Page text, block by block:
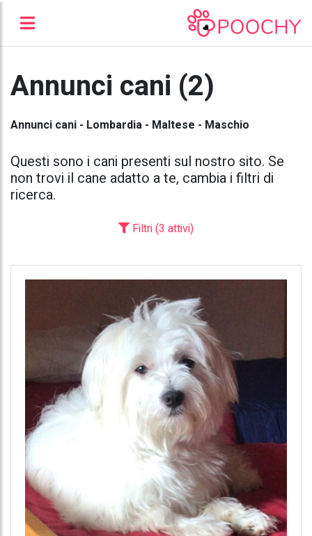
Annunci cani (2)
Annunci cani - Lombardia - Maltese - Maschio
Questi sono i cani presenti sul nostro sito. Se
non trovi il cane adatto a te, cambia i filtri di
ricerca.
Filtri (3 attivi)